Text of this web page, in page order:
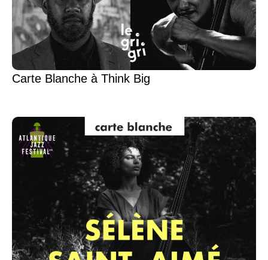
Carte Blanche à Think Big